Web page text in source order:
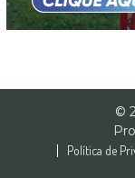
©
Política de